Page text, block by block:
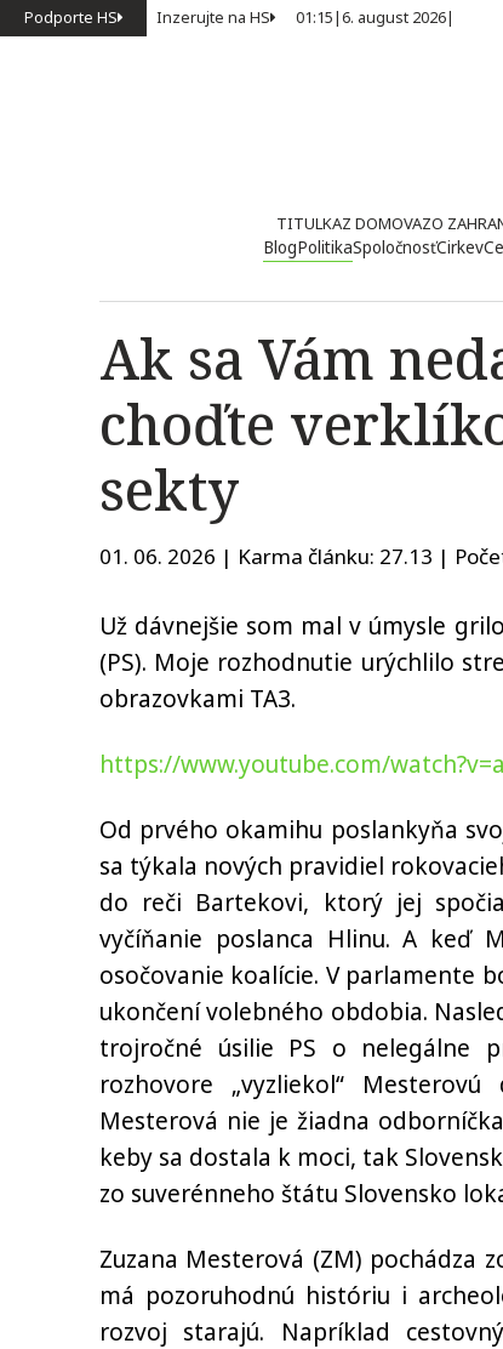
Podporte HS Inzerujte na HS 01:15|6. august 2026|
TITULKAZ DOMOVAZO
BlogPolitikaSpoločnosťCirkev
Ak sa Vám
choďte
sekty
01. 06. 2026 | Karma článku: 27.13 |
Už dávnejšie som mal v úmysle
(PS). Moje rozhodnutie urýchlilo
obrazovkami TA3.
https://www.youtube.com/
Od prvého okamihu poslankyňa
sa týkala nových pravidiel
do reči Bartekovi, ktorý jej
vyčíňanie poslanca Hlinu. A keď
osočovanie koalície. V parlamente
ukončení volebného obdobia.
trojročné úsilie PS o nelegálne
rozhovore „vyzliekol“
Mesterová nie je žiadna
keby sa dostala k moci, tak
zo suverénneho štátu Slovensko
Zuzana Mesterová (ZM) pochádza
má pozoruhodnú históriu i
rozvoj starajú. Napríklad